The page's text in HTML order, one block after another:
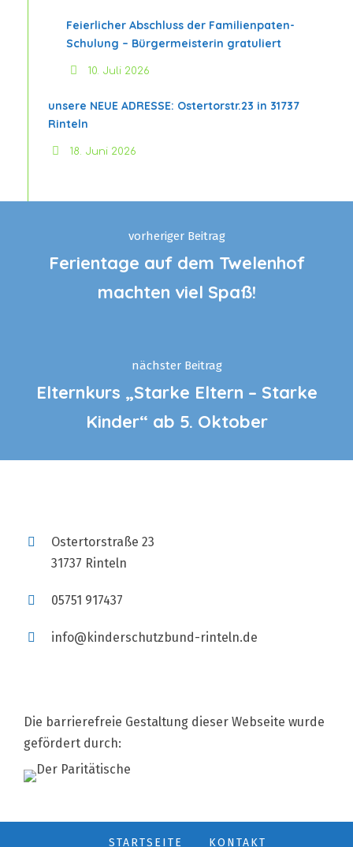
Feierlicher Abschluss der Familienpaten-
Schulung – Bürgermeisterin gratuliert
10. Juli 2026
unsere NEUE ADRESSE: Ostertorstr.23 in 31737
Rinteln
18. Juni 2026
vorheriger Beitrag
Ferientage auf dem Twelenhof
machten viel Spaß!
nächster Beitrag
Elternkurs „Starke Eltern – Starke
Kinder“ ab 5. Oktober
Ostertorstraße 23
31737 Rinteln
05751 917437
info@kinderschutzbund-rinteln.de
Die barrierefreie Gestaltung dieser Webseite wurde
gefördert durch:
STARTSEITE KONTAKT